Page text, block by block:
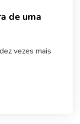
de uma
vezes mais